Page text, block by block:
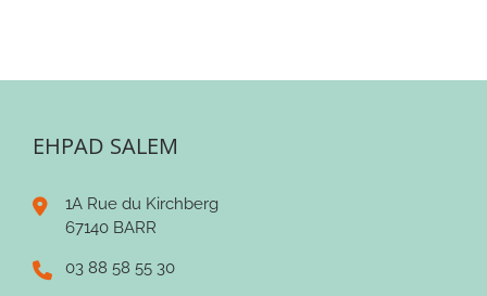
EHPAD SALEM
1A Rue du Kirchberg
67140 BARR
03 88 58 55 30